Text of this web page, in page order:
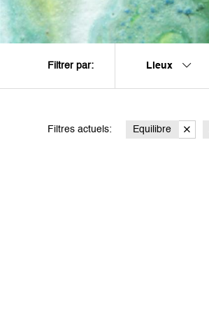
Filtrer par: Lieux
Filtres actuels: Equilibre